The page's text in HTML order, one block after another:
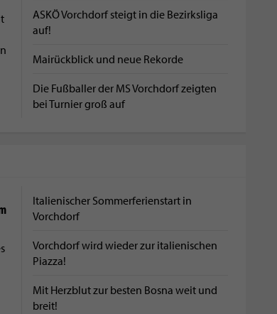
ASKÖ Vorchdorf steigt in die Bezirksliga
auf!
Mairückblick und neue Rekorde
Die Fußballer der MS Vorchdorf zeigten
bei Turnier groß auf
Italienischer Sommerferienstart in
Vorchdorf
Vorchdorf wird wieder zur italienischen
Piazza!
Mit Herzblut zur besten Bosna weit und
breit!